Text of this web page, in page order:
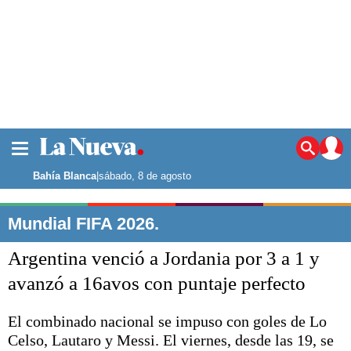
Noticias
La ciudad
Punta Alta
El país
El mundo
Opinión
Deportes
Escenario Olímpico
Liga del Sur
Bahía Blanca|sábado, 8 de agosto
Mundial FIFA 2026.
Argentina venció a Jordania por 3 a 1 y
avanzó a 16avos con puntaje perfecto
El combinado nacional se impuso con goles de Lo
Celso, Lautaro y Messi. El viernes, desde las 19, se